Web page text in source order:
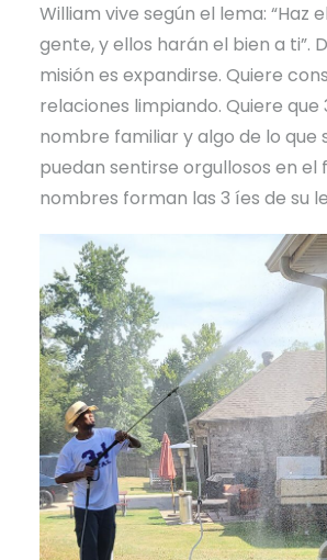
William vive según el lema: “Haz
gente, y ellos harán el bien a ti”.
misión es expandirse. Quiere
relaciones limpiando. Quiere que
nombre familiar y algo de lo que
puedan sentirse orgullosos en el
nombres forman las 3 íes de su